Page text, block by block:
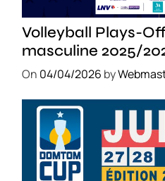
Volleyball Plays-
masculine 2025/
On 04/04/2026 by